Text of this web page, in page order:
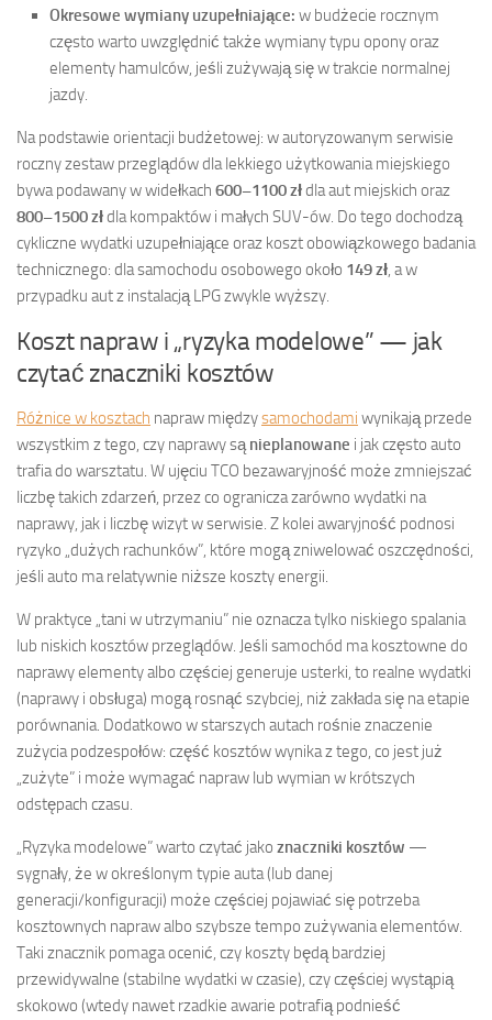
Okresowe wymiany uzupełniające: w budżecie rocznym
często warto uwzględnić także wymiany typu opony oraz
elementy hamulców, jeśli zużywają się w trakcie normalnej
jazdy.
Na podstawie orientacji budżetowej: w autoryzowanym serwisie
roczny zestaw przeglądów dla lekkiego użytkowania miejskiego
bywa podawany w widełkach 600–1100 złdla aut miejskich oraz
800–1500 złdla kompaktów i małych SUV-ów. Do tego dochodzą
cykliczne wydatki uzupełniające oraz koszt obowiązkowego badania
technicznego: dla samochodu osobowego około 149 zł , a w
przypadku aut z instalacją LPG zwykle wyższy.
Koszt napraw i „ryzyka modelowe” — jak
czytać znaczniki kosztów
Różnice w kosztach napraw międzysamochodami wynikają przede
wszystkim z tego, czy naprawy są nieplanowane i jak często auto
trafia do warsztatu. W ujęciu TCO bezawaryjność może zmniejszać
liczbę takich zdarzeń, przez co ogranicza zarówno wydatki na
naprawy, jak i liczbę wizyt w serwisie. Z kolei awaryjność podnosi
ryzyko „dużych rachunków”, które mogą zniwelować oszczędności,
jeśli auto ma relatywnie niższe koszty energii.
W praktyce „tani w utrzymaniu” nie oznacza tylko niskiego spalania
lub niskich kosztów przeglądów. Jeśli samochód ma kosztowne do
naprawy elementy albo częściej generuje usterki, to realne wydatki
(naprawy i obsługa) mogą rosnąć szybciej, niż zakłada się na etapie
porównania. Dodatkowo w starszych autach rośnie znaczenie
zużycia podzespołów: część kosztów wynika z tego, co jest już
„zużyte” i może wymagać napraw lub wymian w krótszych
odstępach czasu.
„Ryzyka modelowe” warto czytać jako znaczniki kosztów —
sygnały, że w określonym typie auta (lub danej
generacji/konfiguracji) może częściej pojawiać się potrzeba
kosztownych napraw albo szybsze tempo zużywania elementów.
Taki znacznik pomaga ocenić, czy koszty będą bardziej
przewidywalne (stabilne wydatki w czasie), czy częściej wystąpią
skokowo (wtedy nawet rzadkie awarie potrafią podnieść